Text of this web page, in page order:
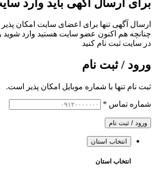
برای ارسال آگهی باید وارد
ارسال آگهی تنها برای اعضای سایت امکان
چنانچه هم‌ اکنون عضو سایت هستید وارد
در سایت ثبت نام کنید
ورود / ثبت نام
ثبت نام تنها با شماره موبایل امکان پذیر است.
شماره تماس *
ورود / ثبت نام
انتخاب استان
انتخاب استان